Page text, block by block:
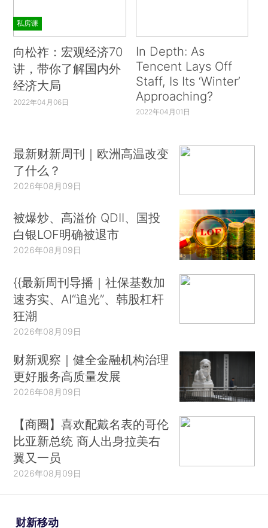
私房课
向松祚：宏观经济70
讲，带你了解国内外
经济大局
2022年04月06日
In Depth: As
Tencent Lays Off
Staff, Is Its ‘Winter’
Approaching?
2022年04月01日
最新财新周刊｜欧洲高温改变
了什么？
2026年08月09日
被爆炒、高溢价 QDII、国投
白银LOF明确被退市
2026年08月09日
{{最新周刊导播｜社保基数加
速夯实、AI“追光”、韩股杠杆
狂潮
2026年08月09日
财新观察｜健全金融机构治理
更好服务高质量发展
2026年08月09日
【商圈】喜欢配戴名表的哥伦
比亚新总统 商人出身拉美右
翼又一员
2026年08月09日
财新移动